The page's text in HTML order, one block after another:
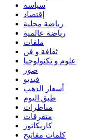
سياسة
إقتصاد
رياضة محلية
رياضة عالمية
ملفات
ثقافة و فن
علوم و تكنولوجيا
صور
فيديو
أسعار الذهب
طبق اليوم
مناظرات
متفرقات
كاريكاتور
كلمات مفاتيح